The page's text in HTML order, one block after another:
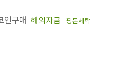
인구매 해외자금 핑돈세탁